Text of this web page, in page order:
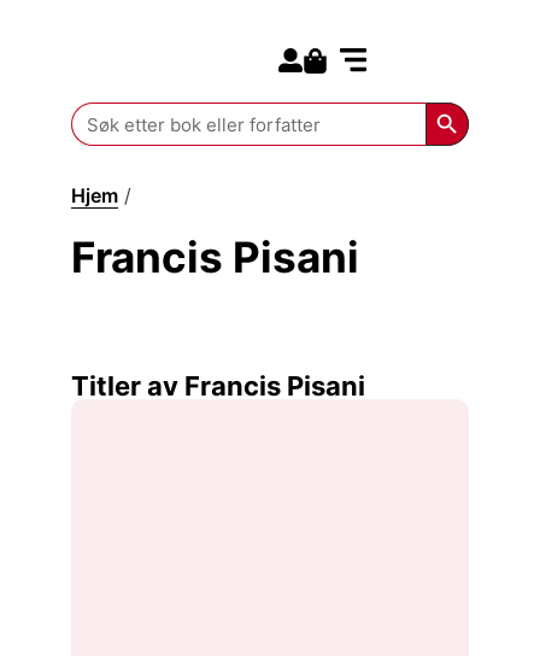
Search
for:
Search
Hjem /
Francis Pisani
Titler av Francis Pisani